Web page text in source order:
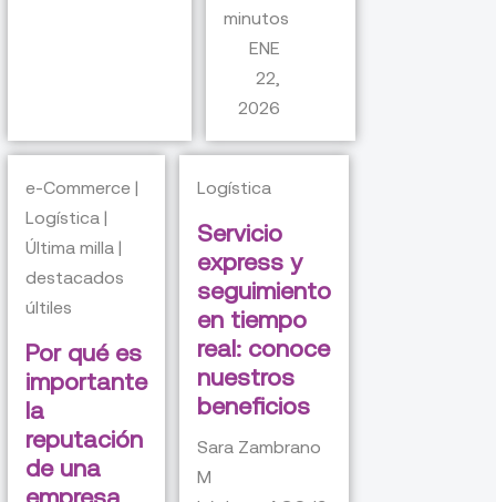
minutos
ENE
22,
2026
e-Commerce |
Logística |
Última milla |
destacados
últiles
Por qué es
importante
la
reputación
de una
Logística
Servicio
express y
seguimiento
en tiempo
real: conoce
nuestros
beneficios
Sara Zambrano
M